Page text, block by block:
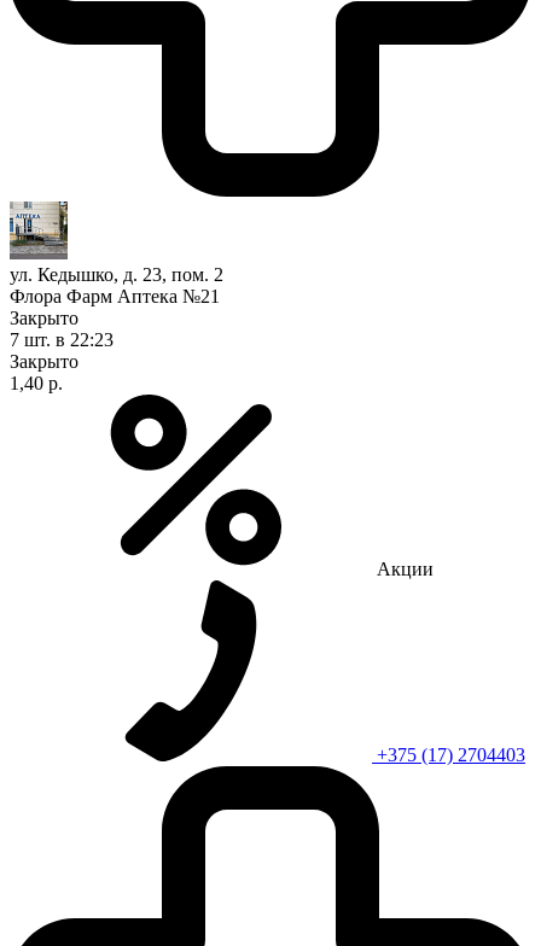
ул. Кедышко, д. 23, пом. 2
Флора Фарм Аптека №21
Закрыто
7 шт. в 22:23
Закрыто
1,40 р.
Акции
+375 (17) 2704403